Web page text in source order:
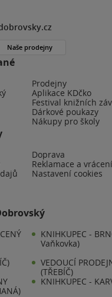
Prodejny
Aplikace KDčko
Festival knižních
Dárkové poukazy
Nákupy pro školy
Doprava
Reklamace a vrácení
Nastavení cookies
KNIHKUPEC -
Vaňkovka)
VEDOUCÍ
(TŘEBÍČ)
KNIHKUPEC -
Naše prodejny